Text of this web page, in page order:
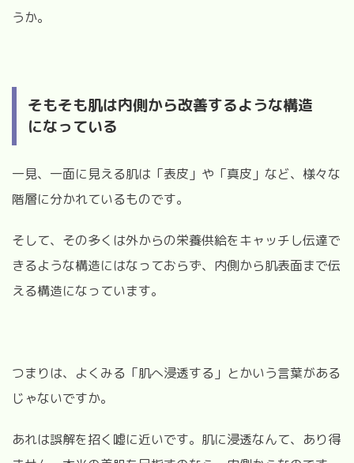
うか。
そもそも肌は内側から改善するような構造
になっている
一見、一面に見える肌は「表皮」や「真皮」など、様々な
階層に分かれているものです。
そして、その多くは外からの栄養供給をキャッチし伝達で
きるような構造にはなっておらず、内側から肌表面まで伝
える構造になっています。
つまりは、よくみる「肌へ浸透する」とかいう言葉がある
じゃないですか。
あれは誤解を招く嘘に近いです。肌に浸透なんて、あり得